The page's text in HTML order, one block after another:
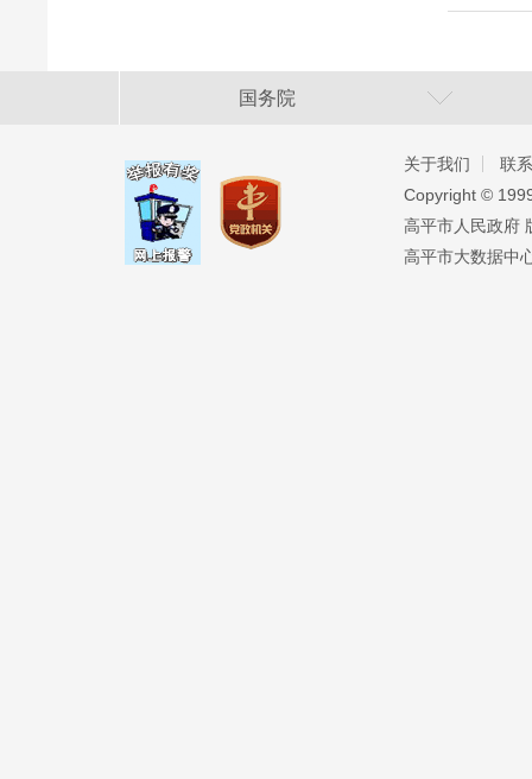
国务院
关于我们
联
Copyright ©️
高平市人民政府
高平市大数据